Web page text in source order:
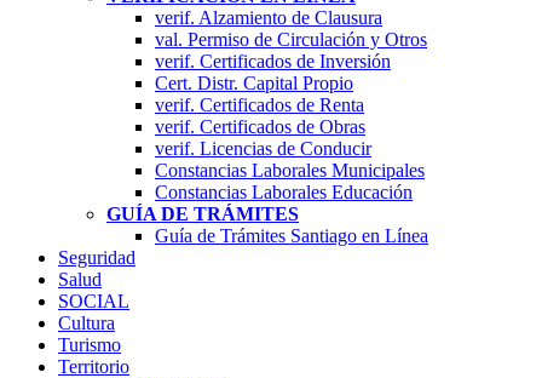
verif. Alzamiento de Clausura
val. Permiso de Circulación y Otros
verif. Certificados de Inversión
Cert. Distr. Capital Propio
verif. Certificados de Renta
verif. Certificados de Obras
verif. Licencias de Conducir
Constancias Laborales Municipales
Constancias Laborales Educación
GUÍA DE TRÁMITES
Guía de Trámites Santiago en Línea
Seguridad
Salud
SOCIAL
Cultura
Turismo
Territorio